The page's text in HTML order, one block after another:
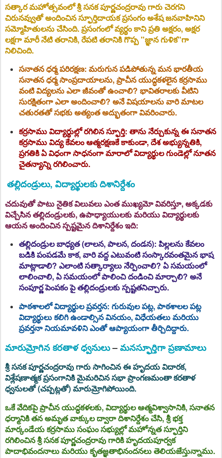
సత్కార మహోత్సవంలో శ్రీ సనక పూర్ణచంద్రరావు గారు చెరగని
చిరునవ్వుతో అందించిన స్ఫూర్తిదాయక ప్రసంగం అశేష జనవాహినిని
సమ్మోహితులను చేసింది. ప్రసంగంలో వ్యర్థం కాని ప్రతి అక్షరం, అక్షర
లక్షగా మారీ నేటి తరానికి, రేపటి తరానికి గొప్ప "జ్ఞాన గుళిక"గా
నిలిచింది.
సనాతన ధర్మ పరిరక్షణ: మరుగున పడిపోతున్న మన భారతీయ
సనాతన ధర్మ సాంప్రదాయాలను, ప్రాచీన యుద్ధకళలైన కర్రసాము
వంటి విద్యలను ఎలా జీవంతో ఉంచాలి? భావితరాలకు వీటిని
సురక్షితంగా ఎలా అందించాలి? అనే విషయాలను వారి మాటల
చతురతతో సభకు అత్యంత అద్భుతంగా వివరించారు.
కర్రసాము విద్యార్థుల్లో రగిలిన స్ఫూర్తి: తాను నేర్చుకున్న ఈ సనాతన
కర్రసాము విద్య కేవలం ఆత్మరక్షణకే కాకుండా, దేశ అభ్యున్నతికి,
ప్రగతికి ఏ విధంగా సాధనంగా మారాలో విద్యార్థుల గుండెల్లో నూతన
చైతన్యాన్ని రగిలించారు.
తల్లిదండ్రులు, విద్యార్థులకు దిశానిర్దేశం
చదువుతో పాటు నైతిక విలువలు ఎంత ముఖ్యమో వివరిస్తూ, అక్కడకు
విచ్చేసిన తల్లిదండ్రులకు, ఉపాధ్యాయులకు మరియు విద్యార్థులకు
ఆయన అందించిన స్పష్టమైన దిశానిర్దేశం ఇది:
తల్లిదండ్రుల బాధ్యత (లాలన, పాలన, దండన): పిల్లలను కేవలం
బడికి పంపడమే కాక, వారి వద్ద ఎటువంటి సంస్కారవంతమైన భాష
మాట్లాడాలి? ఎలాంటి సత్కార్యాలు నేర్పించాలి? ఏ సమయంలో
లాలించాలి, ఏ సమయంలో పాలించి దండించి మార్చాలి? అనే
సంపూర్ణ పెంపకం పై తల్లిదండ్రులకు స్పష్టతనిచ్చారు.
పాఠశాలలో విద్యార్థుల ప్రవర్తన: గురువుల పట్ల, పాఠశాలల పట్ల
విద్యార్థులు కలిగి ఉండాల్సిన వినయం, విధేయతలు మరియు
ప్రవర్తనా నియమావళిని ఎంతో ఆప్యాయంగా తీర్చిదిద్దారు.
మారుమ్రోగిన కరతాళ ధ్వనులు–మనస్ఫూర్తిగా ప్రణామాలు
శ్రీ సనక పూర్ణచంద్రరావు గారు సాగించిన ఈ హృదయ విదారక,
విశ్లేషణాత్మక ప్రసంగానికి మైమరిచిన సభా ప్రాంగణమంతా కరతాళ
ధ్వనులతో (చప్పట్లతో) మారుమ్రోగిపోయింది.
ఒకే వేదికపై ప్రాచీన యుద్ధకళలకు, విద్యార్థుల ఆత్మవిశ్వాసానికి, సనాతన
ధర్మానికి తన అమృత వాక్కుల ద్వారా దిశానిర్దేశం చేసి, శ్రీ భక్త
మార్కండేయ కర్రసాము సంఘం సభ్యుల్లో మహోన్నత స్ఫూర్తిని
రగిలించినశ్రీ సనక పూర్ణచంద్రరావు గారికిహృదయపూర్వక
పాదాభివందనాలు మరియు కృతజ్ఞతాభినందనలు తెలియజేస్తున్నాము.